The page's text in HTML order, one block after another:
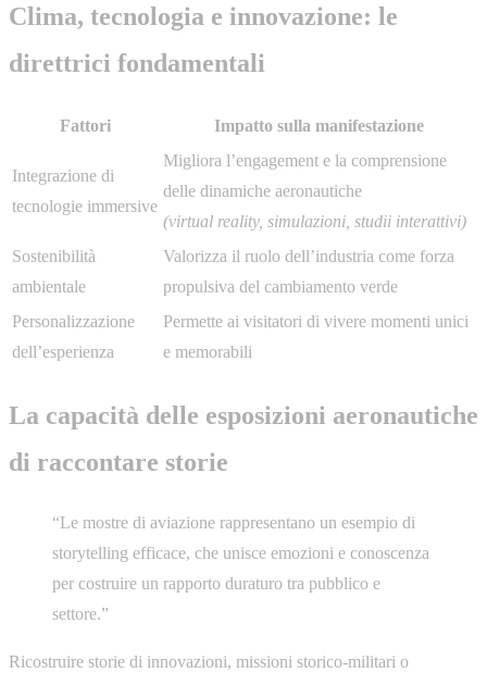
Clima, tecnologia e innovazione: le
direttrici fondamentali
Fattori Impatto sulla manifestazione
Integrazione di
tecnologie immersive
Migliora l’engagement e la comprensione
delle dinamiche aeronautiche
(virtual reality, simulazioni, studii interattivi)
Sostenibilità
ambientale
Valorizza il ruolo dell’industria come forza
propulsiva del cambiamento verde
Personalizzazione
dell’esperienza
Permette ai visitatori di vivere momenti unici
e memorabili
La capacità delle esposizioni aeronautiche
di raccontare storie
“Le mostre di aviazione rappresentano un esempio di
storytelling efficace, che unisce emozioni e conoscenza
per costruire un rapporto duraturo tra pubblico e
settore.”
Ricostruire storie di innovazioni, missioni storico-militari o